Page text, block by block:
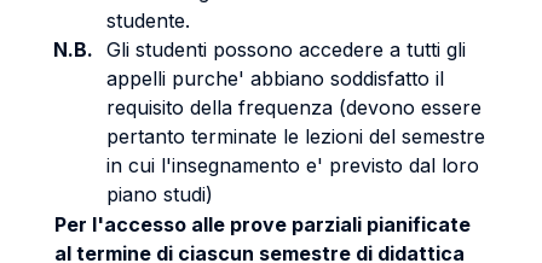
studente.
N.B. Gli studenti possono accedere a tutti gli
appelli purche' abbiano soddisfatto il
requisito della frequenza (devono essere
pertanto terminate le lezioni del semestre
in cui l'insegnamento e' previsto dal loro
piano studi)
Per l'accesso alle prove parziali pianificate
al termine di ciascun semestre di didattica